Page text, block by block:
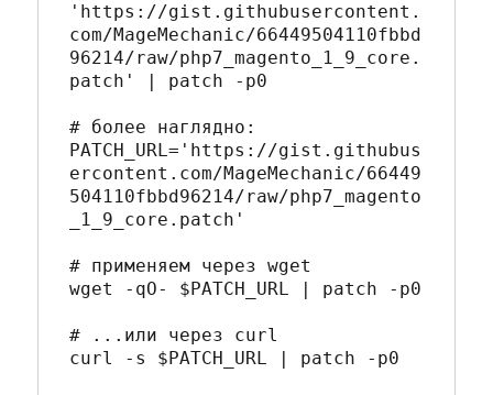
' https://gist.githubusercontent.
com/MageMechanic/66449504110fbbd
96214/raw/php7_magento_1_9_core.
patch ' patch -p0
# более наглядно:
PATCH_URL= ' https://gist.githubus
ercontent.com/MageMechanic/66449
504110fbbd96214/raw/php7_magento
_1_9_core.patch '
# применяем через wget
wget -qO- $PATCH_URL patch -p0
# ...или через curl
curl -s $PATCH_URL patch -p0